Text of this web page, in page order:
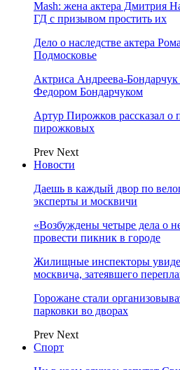
Mash: жена актера Дмитрия
ГД с призывом простить их
Дело о наследстве актера
Подмосковье
Актриса Андреева-Бондарчук
Федором Бондарчуком
Артур Пирожков рассказал о
пирожковых
Prev Next
Новости
Даешь в каждый двор по
эксперты и москвичи
«Возбуждены четыре дела о
провести пикник в городе
Жилищные инспекторы
москвича, затеявшего
Горожане стали
парковки во дворах
Prev Next
Спорт